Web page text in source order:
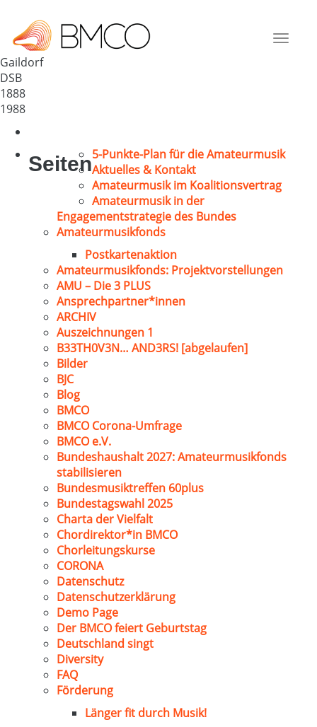
Toggle
Deutschland
74405
Gaildorf
DSB
1888
1988
Seiten5-Punkte-Plan für die Amateurmusik
Aktuelles & Kontakt
Amateurmusik im Koalitionsvertrag
Amateurmusik in der
Engagementstrategie des Bundes
Amateurmusikfonds
Postkartenaktion
Amateurmusikfonds: Projektvorstellungen
AMU – Die 3 PLUS
Ansprechpartner*innen
ARCHIV
Auszeichnungen 1
B33TH0V3N… AND3RS! [abgelaufen]
Bilder
BJC
Blog
BMCO
BMCO Corona-Umfrage
BMCO e.V.
Bundeshaushalt 2027: Amateurmusikfonds
stabilisieren
Bundesmusiktreffen 60plus
Bundestagswahl 2025
Charta der Vielfalt
Chordirektor*in BMCO
Chorleitungskurse
CORONA
Datenschutz
Datenschutzerklärung
Demo Page
Der BMCO feiert Geburtstag
Deutschland singt
Diversity
FAQ
Förderung
Länger fit durch Musik!